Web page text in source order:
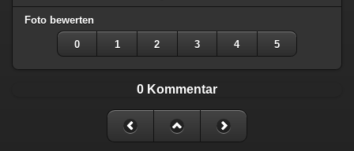
Foto bewerten
0 1 2 3 4 5
0 Kommentar